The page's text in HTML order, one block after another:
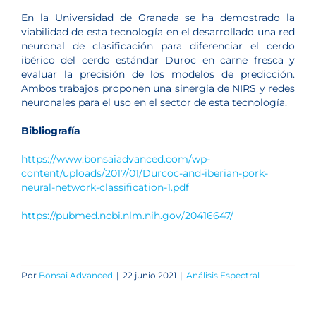
En la Universidad de Granada se ha demostrado la
viabilidad de esta tecnología en el desarrollado una red
neuronal de clasificación para diferenciar el cerdo
ibérico del cerdo estándar Duroc en carne fresca y
evaluar la precisión de los modelos de predicción.
Ambos trabajos proponen una sinergia de NIRS y redes
neuronales para el uso en el sector de esta tecnología.
Bibliografía
https://www.bonsaiadvanced.com/wp-
content/uploads/2017/01/Durcoc-and-iberian-pork-
neural-network-classification-1.pdf
https://pubmed.ncbi.nlm.nih.gov/20416647/
Por Bonsai Advanced | 22 junio 2021 | Análisis Espectral